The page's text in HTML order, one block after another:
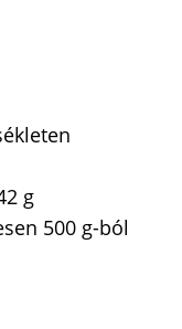
g
500 g-ból